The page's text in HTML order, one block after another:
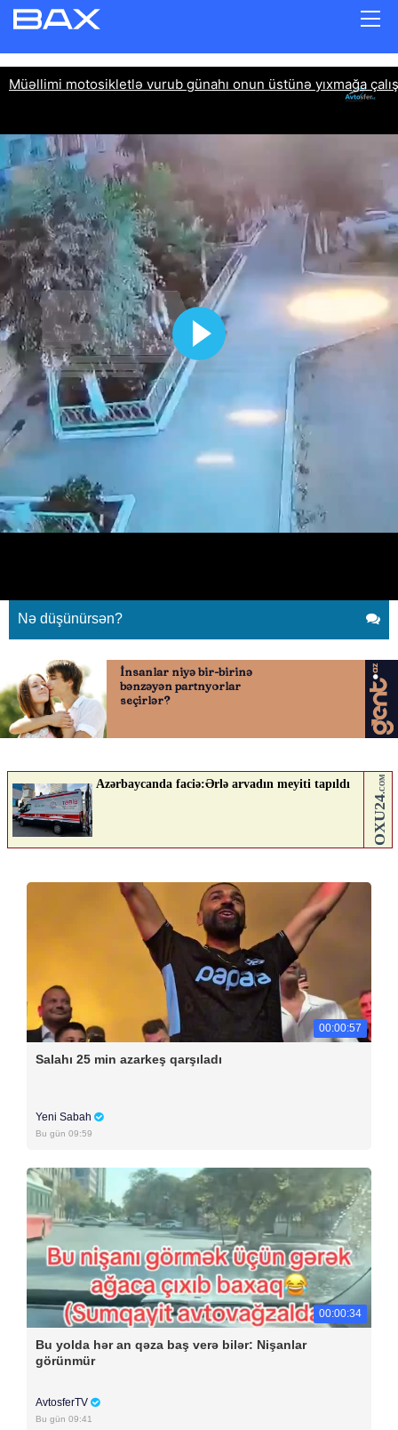
Müəllimi motosikletlə vurub
günahı onun üstünə yıxmağa
çalışdı
01.07.2026
Nə düşünürsən?
00:00:57
Salahı 25 min azarkeş qarşıladı
Yeni Sabah
Bu gün 09:59
00:00:34
Bu yolda hər an qəza baş verə bilər: Nişanlar
görünmür
AvtosferTV
Bu gün 09:41